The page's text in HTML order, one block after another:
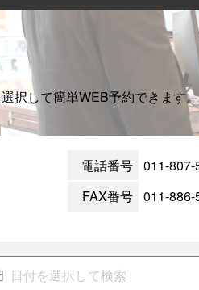
択して簡単WEB予約できます。
電話番号 011-807-
FAX番号 011-886-